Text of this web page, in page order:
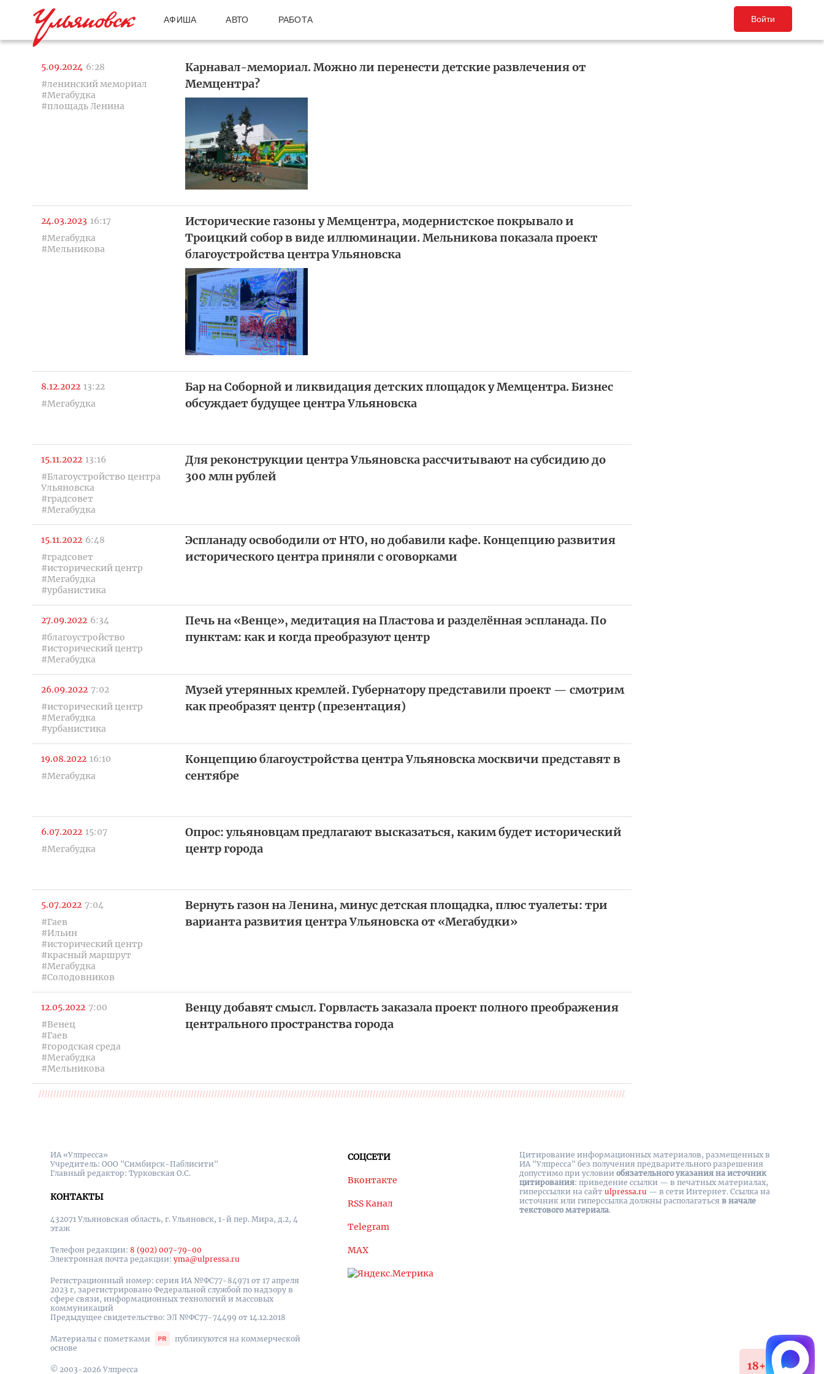
АФИША АВТО РАБОТА Войти
5.09.2024 6:28
#ленинский мемориал
#Мегабудка
#площадь Ленина
Карнавал-мемориал. Можно ли перенести детские развлечения от
Мемцентра?
24.03.2023 16:17
#Мегабудка
#Мельникова
Исторические газоны у Мемцентра, модернистское покрывало и
Троицкий собор в виде иллюминации. Мельникова показала проект
благоустройства центра Ульяновска
8.12.2022 13:22
#Мегабудка
Бар на Соборной и ликвидация детских площадок у Мемцентра. Бизнес
обсуждает будущее центра Ульяновска
15.11.2022 13:16
#Благоустройство центра
Ульяновска
#градсовет
#Мегабудка
Для реконструкции центра Ульяновска рассчитывают на субсидию до
300 млн рублей
15.11.2022 6:48
#градсовет
#исторический центр
#Мегабудка
#урбанистика
Эспланаду освободили от НТО, но добавили кафе. Концепцию развития
исторического центра приняли с оговорками
27.09.2022 6:34
#благоустройство
#исторический центр
#Мегабудка
Печь на «Венце», медитация на Пластова и разделённая эспланада. По
пунктам: как и когда преобразуют центр
26.09.2022 7:02
#исторический центр
#Мегабудка
#урбанистика
Музей утерянных кремлей. Губернатору представили проект — смотрим
как преобразят центр (презентация)
19.08.2022 16:10
#Мегабудка
Концепцию благоустройства центра Ульяновска москвичи представят в
сентябре
6.07.2022 15:07
#Мегабудка
Опрос: ульяновцам предлагают высказаться, каким будет исторический
центр города
5.07.2022 7:04
#Гаев
#Ильин
#исторический центр
#красный маршрут
#Мегабудка
#Солодовников
Вернуть газон на Ленина, минус детская площадка, плюс туалеты: три
варианта развития центра Ульяновска от «Мегабудки»
12.05.2022 7:00
#Венец
#Гаев
#городская среда
#Мегабудка
#Мельникова
Венцу добавят смысл. Горвласть заказала проект полного преображения
центрального пространства города
ИА «Улпресса»
Учредитель: ООО "Симбирск-Паблисити"
Главный редактор: Турковская О.С.
КОНТАКТЫ
432071 Ульяновская область, г. Ульяновск, 1-й пер. Мира, д.2, 4
этаж
Телефон редакции: 8 (902) 007-79-00
Электронная почта редакции: yma@ulpressa.ru
Регистрационный номер: серия ИА №ФС77-84971 от 17 апреля
2023 г, зарегистрировано Федеральной службой по надзору в
сфере связи, информационных технологий и массовых
коммуникаций
Предыдущее свидетельство: ЭЛ №ФС77-74499 от 14.12.2018
Материалы с пометками
публикуются на коммерческой
основе
© 2003-2026 Улпресса
СОЦСЕТИ
Вконтакте
RSS Канал
Telegram
MAX
Цитирование информационных материалов, размещенных в
ИА "Улпресса" без получения предварительного разрешения
допустимо при условии обязательного указания на источник
цитирования: приведение ссылки — в печатных материалах,
гиперссылки на cайт ulpressa.ru — в сети Интернет. Ссылка на
источник или гиперссылка должны располагаться в начале
текстового материала.